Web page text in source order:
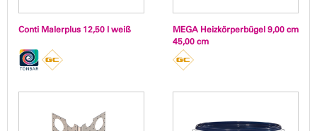
Conti Malerplus 12,50 l weiß
MEGA Heizkörperbügel 9,00 cm
45,00 cm